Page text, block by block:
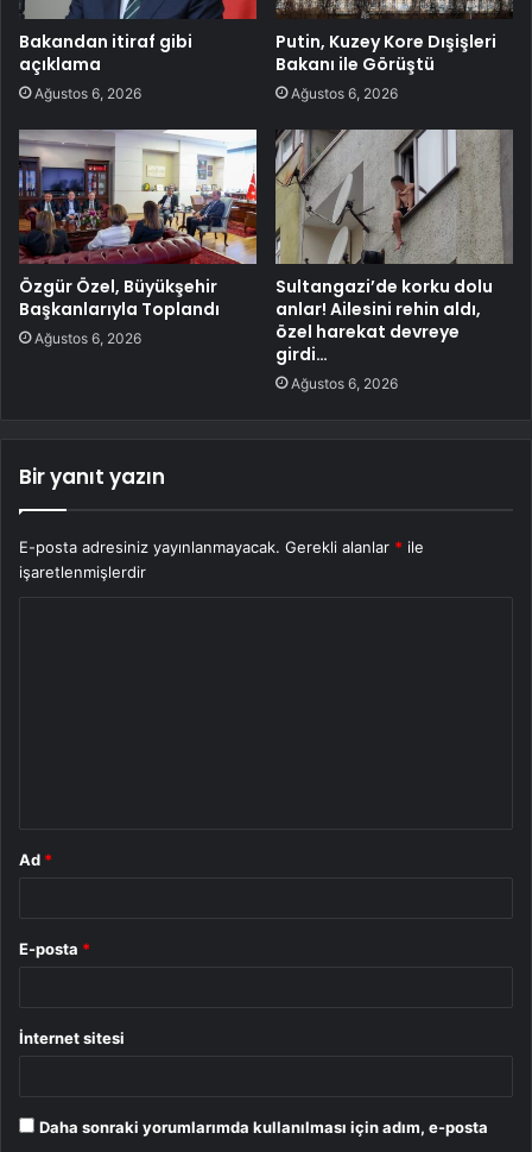
Bakandan itiraf gibi
açıklama
Ağustos 6, 2026
Putin, Kuzey Kore Dışişleri
Bakanı ile Görüştü
Ağustos 6, 2026
Özgür Özel, Büyükşehir
Başkanlarıyla Toplandı
Ağustos 6, 2026
Sultangazi’de korku dolu
anlar! Ailesini rehin aldı,
özel harekat devreye
girdi…
Ağustos 6, 2026
Bir yanıt yazın
E-posta adresiniz yayınlanmayacak. Gerekli alanlar * ile
işaretlenmişlerdir
Ad *
E-posta *
İnternet sitesi
Daha sonraki yorumlarımda kullanılması için adım, e-posta